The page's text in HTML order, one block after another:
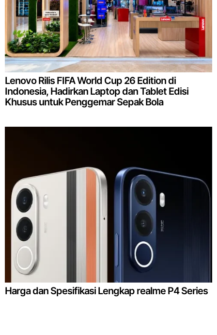
Lenovo Rilis FIFA World Cup 26 Edition di
Indonesia, Hadirkan Laptop dan Tablet Edisi
Khusus untuk Penggemar Sepak Bola
Harga dan Spesifikasi Lengkap realme P4 Series